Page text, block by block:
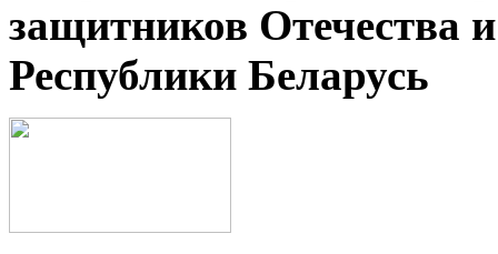
защитников Отечества
Республики Беларусь